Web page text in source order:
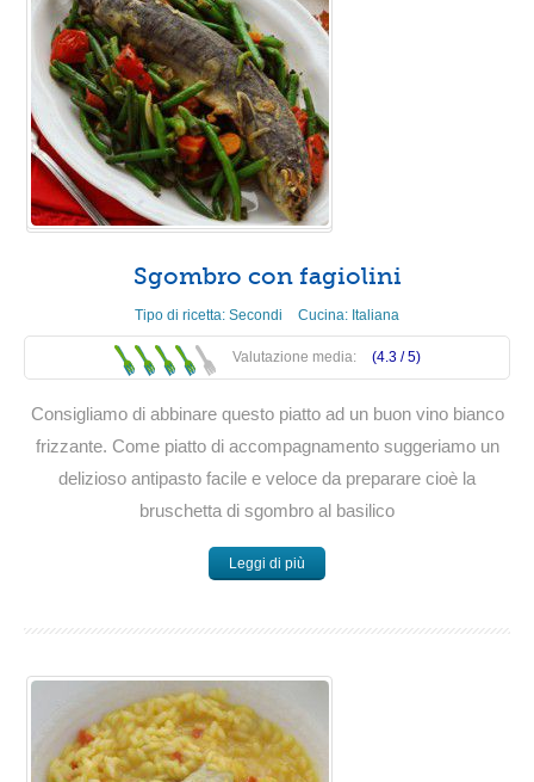
Sgombro con fagiolini
Tipo di ricetta: Secondi Cucina: Italiana
Valutazione media: (4.3 /5)
Consigliamo di abbinare questo piatto ad un buon vino bianco
frizzante. Come piatto di accompagnamento suggeriamo un
delizioso antipasto facile e veloce da preparare cioè la
bruschetta di sgombro al basilico
Leggi di più